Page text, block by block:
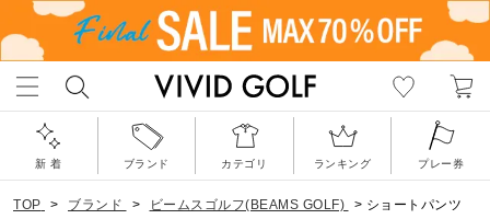
新 着 ブランド カテゴリ ランキング プレー券
TOP > ブランド > ビームスゴルフ(BEAMS GOLF) > ショートパンツ